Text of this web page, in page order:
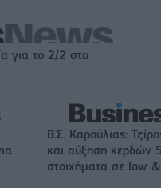
για το 2/2 στο
Β.Σ. Καρούλιας:
και αύξηση κερδών
στοιχήματα σε low